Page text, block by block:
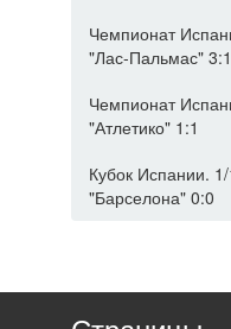
Чемпионат
"Лас-Пальмас" 3:1
Чемпионат
"Атлетико" 1:1
Кубок Испании.
"Барселона" 0:0